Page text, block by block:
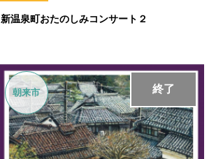
新温泉町おたのしみコンサート２
終了
朝来市